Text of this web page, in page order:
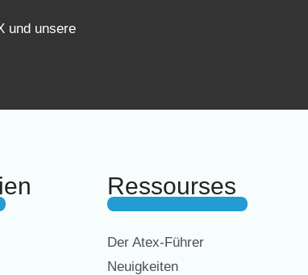
und unsere
Ressourses
Der Atex-Führer
Neuigkeiten